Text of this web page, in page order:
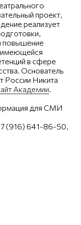
проект,
реализует
повышение
имеющейся
в сфере
Основатель
России Никита
Академии.
для СМИ
(916) 641-86-50,